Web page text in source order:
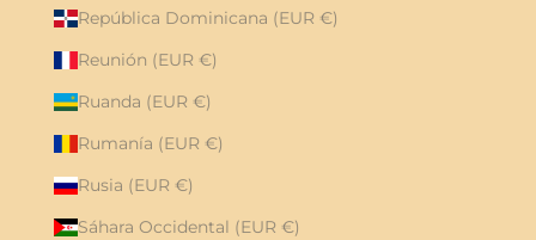
República Dominicana (EUR €)
Reunión (EUR €)
Ruanda (EUR €)
Rumanía (EUR €)
Rusia (EUR €)
Sáhara Occidental (EUR €)